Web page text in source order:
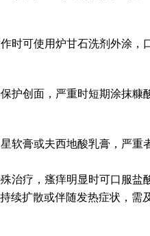
时可使用炉甘石洗剂外涂
护创面，严重时短期涂抹
膏或夫西地酸乳膏，严重
疗，瘙痒明显时可口服盐
扩散或伴随发热症状，